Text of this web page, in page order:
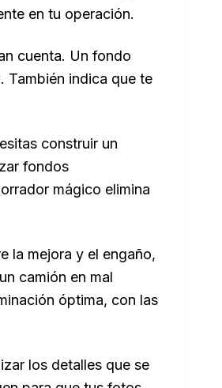
en tu operación.
cuenta. Un fondo
También indica que te
construir un
fondos
mágico elimina
la mejora y el engaño,
camión en mal
óptima, con las
los detalles que se